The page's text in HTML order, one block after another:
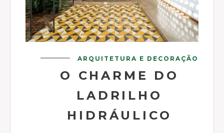
ARQUITETURA E DECORAÇÃO
O CHARME DO
LADRILHO
HIDRÁULICO